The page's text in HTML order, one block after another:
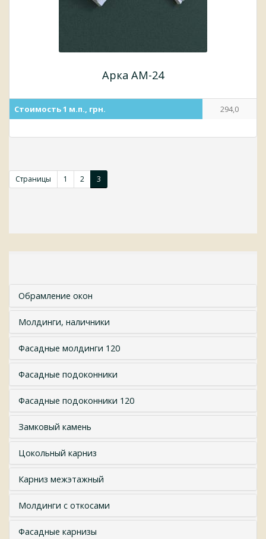
Арка АМ-24
Стоимость 1 м.п., грн. 294,0
Страницы 1 2 3
Обрамление окон
Молдинги, наличники
Фасадные молдинги 120
Фасадные подоконники
Фасадные подоконники 120
Замковый камень
Цокольный карниз
Карниз межэтажный
Молдинги с откосами
Фасадные карнизы